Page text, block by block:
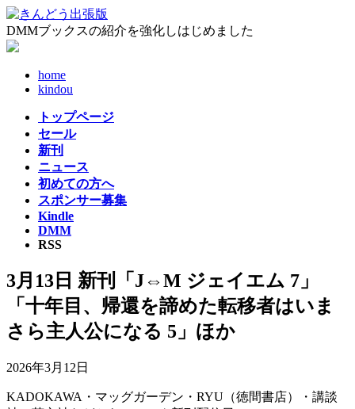
コ
ン
テ
ナ
ビ
ゲ
DMMブックスの紹介を強化しはじめました
home
kindou
トップページ
セール
新刊
ニュース
初めての方へ
スポンサー募集
Kindle
DMM
RSS
3月13日 新刊「J⇔M ジェイエム 7」
「十年目、帰還を諦めた転移者はいま
さら主人公になる 5」ほか
2026年3月12日
KADOKAWA・マッグガーデン・RYU（徳間書店）・講談